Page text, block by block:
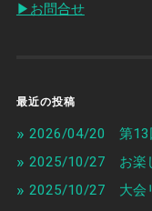
▶︎お問合せ
最近の投稿
2026/04/20 第13
2025/10/27 お楽
2025/10/27 大会